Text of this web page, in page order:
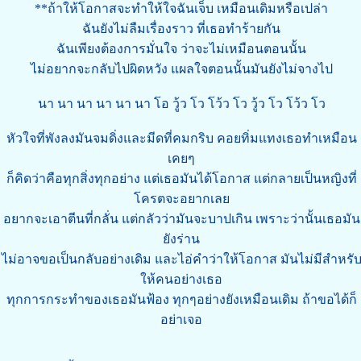
**ถ้าให้โอกาสจะทำให้ใจฉันเจ็บ เหมือนเดิมหรือเปล่า
ฉันยังไม่ลืมเรื่องราว ที่เธอทำร้ายกัน
ฉันเพียงต้องการมั่นใจ ว่าจะไม่เหมือนตอนนั้น
ไม่อยากจะกลับไปผิดหวัง แผลใจตอนนั้นมันยังไม่จางไป
นา นา นา นา นา นา โอ วู้ว โว โว้ว โว วู้ว โว โว้ว โว
หัวใจที่พังลงมันจมดิ่งและมีดที่คมกริบ คอยทิ่มแทงเธอทำเหมือน
เคยๆ
ก็คิดว่าคือทุกสิ่งทุกอย่าง แต่เธอมันได้โอกาส แต่กลายเป็นหญิงที่
โครตจะอยากเลย
อยากจะเอาตีนที่กลั่น แต่กลัวว่ามันจะบาปเกิน เพราะว่านั้นเธอมัน
ยังร่าน
ไม่อาจขอเป็นกลับอย่างเดิม และไอ่คำว่าให้โอกาส มันไม่มีสำหรับ
ให้คนอย่างเธอ
ทุกการกระทำของเธอมันฟ้อง ทุกๆอย่างยังเหมือนเดิม ถ้าขอได้ก็
อย่าเจอ